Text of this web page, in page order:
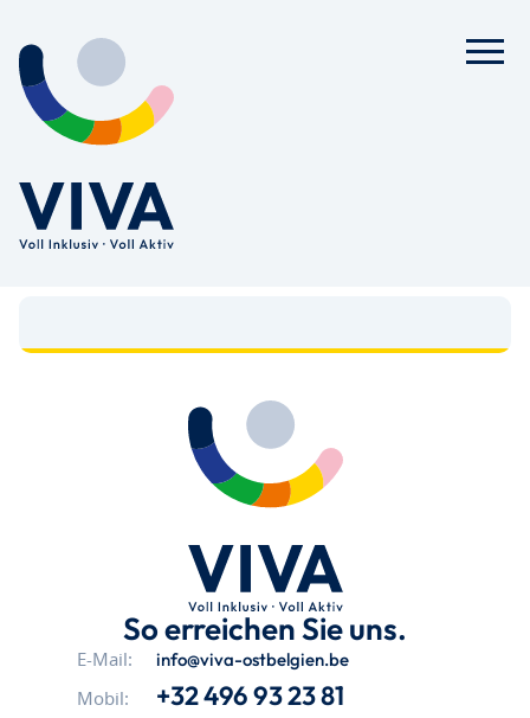
So erreichen Sie uns.
E-Mail: info@viva-ostbelgien.be
Mobil: +32 496 93 23 81